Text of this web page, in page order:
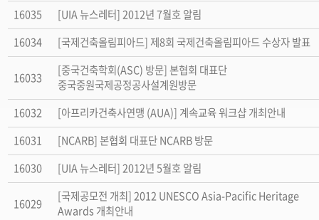
16035
[UIA 뉴스레터] 2012년 7월호 알림
16034
[국제건축올림피아드] 제8회 국제건축올림피아드 수상자 발표
16033
[중국건축학회(ASC) 방문] 본협회 대표단
중국중원국제공정공사설계원방문
16032
[아프리카건축사연맹 (AUA)] 계속교육 워크샵 개최안내
16031
[NCARB] 본협회 대표단 NCARB 방문
16030
[UIA 뉴스레터] 2012년 5월호 알림
16029
[국제공모전 개최] 2012 UNESCO Asia-Pacific Heritage
Awards 개최안내